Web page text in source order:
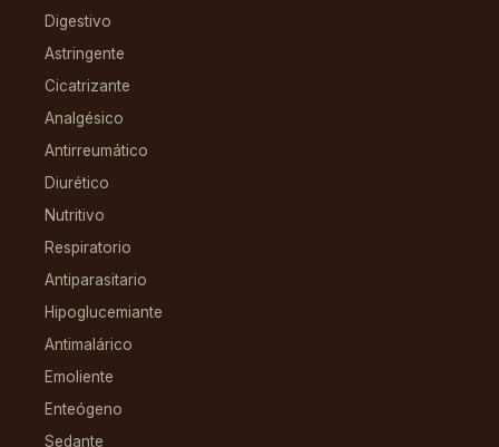
Digestivo
Astringente
Cicatrizante
Analgésico
Antirreumático
Diurético
Nutritivo
Respiratorio
Antiparasitario
Hipoglucemiante
Antimalárico
Emoliente
Enteógeno
Sedante